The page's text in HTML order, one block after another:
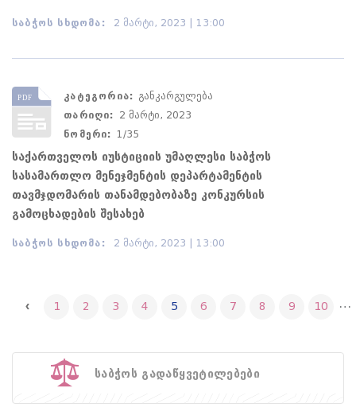
საბჭოს სხდომა: 2 მარტი, 2023 | 13:00
კატეგორია: განკარგულება
თარიღი: 2 მარტი, 2023
ნომერი: 1/35
საქართველოს იუსტიციის უმაღლესი საბჭოს
სასამართლო მენეჯმენტის დეპარტამენტის
თავმჯდომარის თანამდებობაზე კონკურსის
გამოცხადების შესახებ
საბჭოს სხდომა: 2 მარტი, 2023 | 13:00
1 2 3 4 5 6 7 8 9 10 …
საბჭოს გადაწყვეტილებები